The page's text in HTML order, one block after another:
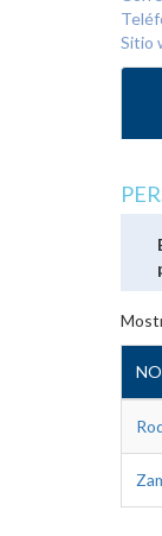
Sitio